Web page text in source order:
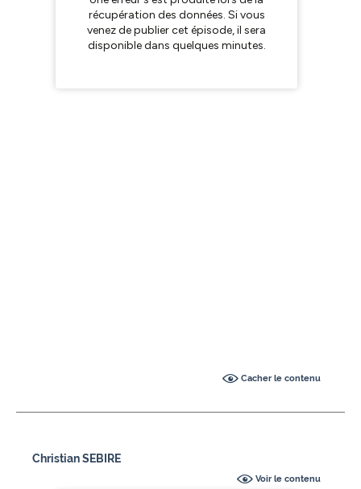
Cacher le contenu
Christian SEBIRE
Voir le contenu